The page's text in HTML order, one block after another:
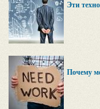
Эти
Почему